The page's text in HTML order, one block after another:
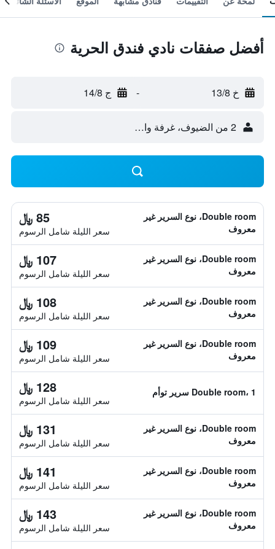
أفضل صفقات نادي فندق الحرية
خ 13/8 - ج 14/8
2 من الضيوف، غرفة واحدة
Double room، نوع السرير غير
معروف
85 ﷼
سعر الليلة شامل الرسوم
Double room، نوع السرير غير
معروف
107 ﷼
سعر الليلة شامل الرسوم
Double room، نوع السرير غير
معروف
108 ﷼
سعر الليلة شامل الرسوم
Double room، نوع السرير غير
معروف
109 ﷼
سعر الليلة شامل الرسوم
Double room، 1 سرير توأم 128 ﷼
سعر الليلة شامل الرسوم
Double room، نوع السرير غير
معروف
131 ﷼
سعر الليلة شامل الرسوم
Double room، نوع السرير غير
معروف
141 ﷼
سعر الليلة شامل الرسوم
Double room، نوع السرير غير
معروف
143 ﷼
سعر الليلة شامل الرسوم